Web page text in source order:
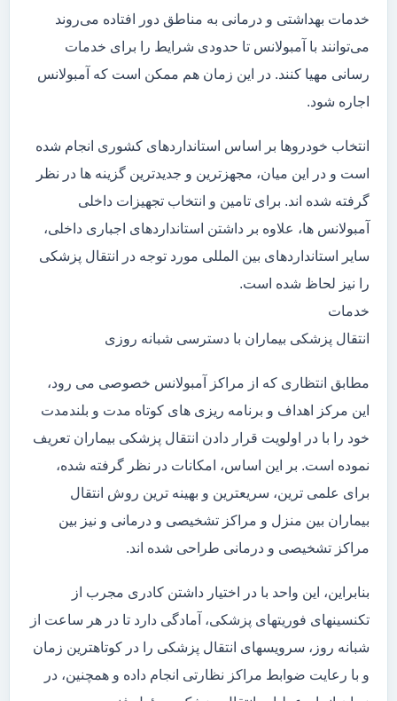
خدمات بهداشتی و درمانی به مناطق دور افتاده می‌روند
می‌توانند با آمبولانس تا حدودی شرایط را برای خدمات
رسانی مهیا کنند. در این زمان هم ممکن است که آمبولانس
اجاره شود.
انتخاب خودروها بر اساس استانداردهای کشوری انجام شده
است و در این میان، مجهزترین و جدیدترین گزینه ها در نظر
گرفته شده اند. برای تامین و انتخاب تجهیزات داخلی
آمبولانس ها، علاوه بر داشتن استانداردهای اجباری داخلی،
سایر استانداردهای بین المللی مورد توجه در انتقال پزشکی
را نیز لحاظ شده است.
خدمات
انتقال پزشکی بیماران با دسترسی شبانه روزی
مطابق انتظاری که از مراکز آمبولانس خصوصی می رود،
این مرکز اهداف و برنامه ریزی های کوتاه مدت و بلندمدت
خود را با در اولویت قرار دادن انتقال پزشکی بیماران تعریف
نموده است. بر این اساس، امکانات در نظر گرفته شده،
برای علمی ترین، سریعترین و بهینه ترین روش انتقال
بیماران بین منزل و مراکز تشخیصی و درمانی و نیز بین
مراکز تشخیصی و درمانی طراحی شده اند.
بنابراین، این واحد با در اختیار داشتن کادری مجرب از
تکنسینهای فوریتهای پزشکی، آمادگی دارد تا در هر ساعت از
شبانه روز، سرویسهای انتقال پزشکی را در کوتاهترین زمان
و با رعایت ضوابط مراکز نظارتی انجام داده و همچنین، در